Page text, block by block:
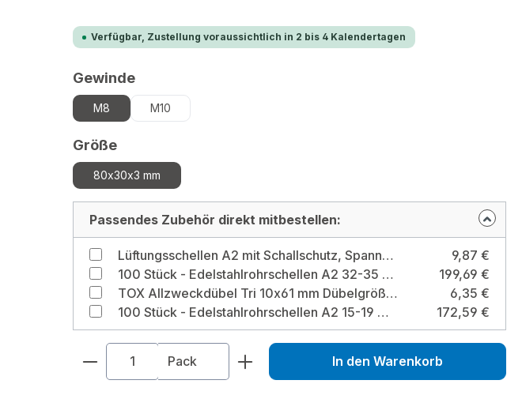
Verfügbar, Zustellung voraussichtlich in 2 bis 4 Kalendertagen
Gewindeauswählen
M8 M10
Größeauswählen
80x30x3 mm
Passendes Zubehör direkt mitbestellen:
Lüftungsschellen A2 mit Schallschutz, Spannbereich 160 mm Spannbereich: 160 mm
9,87 €
100 Stück - Edelstahlrohrschellen A2 32-35 mm Spannmass: 32-35 mm
199,69 €
TOX Allzweckdübel Tri 10x61 mm Dübelgröße: 10x61 mm / Typ: Box
6,35 €
100 Stück - Edelstahlrohrschellen A2 15-19 mm Spannmass: 15-19 mm
172,59 €
Produkt Anzahl: Gib den gewünschten Wert
Pack In den Warenkorb